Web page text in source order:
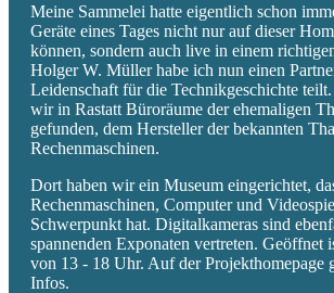
Meine Sammelei hatte eigentlich schon
Geräte eines Tages nicht nur auf dieser
können, sondern auch live in einem
Holger W. Müller habe ich nun einen
Leidenschaft für die Technikgeschichte
wir in Rastatt Büroräume der ehemaligen
gefunden, dem Hersteller der bekannten
Rechenmaschinen.
Dort haben wir ein Museum eingerichtet,
Rechenmaschinen, Computer und
Schwerpunkt hat. Digitalkameras sind
spannenden Exponaten vertreten. Geöffnet
von 13 - 18 Uhr. Auf der Projekthomepage
Infos.